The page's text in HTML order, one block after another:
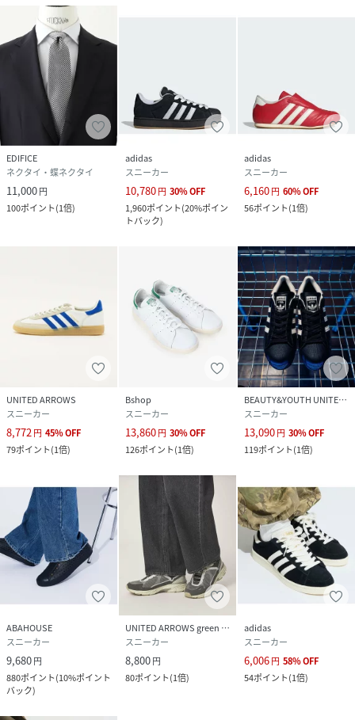
EDIFICE
ネクタイ・蝶ネクタイ
11,000円
100ポイント(1倍)
adidas
スニーカー
10,780円 30%OFF
1,960ポイント(20%ポイン
トバック)
adidas
スニーカー
6,160円 60%OFF
56ポイント(1倍)
UNITED ARROWS
スニーカー
8,772 円 45%OFF
79ポイント(1倍)
Bshop
スニーカー
13,860円 30%OFF
126ポイント(1倍)
BEAUTY&YOUTH UNITED ARROWS
スニーカー
13,090円 30%OFF
119ポイント(1倍)
ABAHOUSE
スニーカー
9,680円
880ポイント(10%ポイント
バック)
UNITED ARROWS green label relaxing
スニーカー
8,800円
80ポイント(1倍)
adidas
スニーカー
6,006円 58%OFF
54ポイント(1倍)